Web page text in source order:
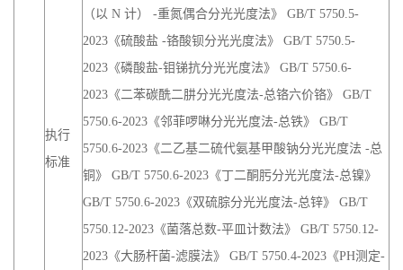
执行
标准
（以 N 计） -重氮偶合分光光度法》 GB/T 5750.5-
2023《硫酸盐 -铬酸钡分光光度法》 GB/T 5750.5-
2023《磷酸盐-钼锑抗分光光度法》 GB/T 5750.6-
2023《二苯碳酰二肼分光光度法-总铬六价铬》 GB/T
5750.6-2023《邻菲啰啉分光光度法-总铁》 GB/T
5750.6-2023《二乙基二硫代氨基甲酸钠分光光度法 -总
铜》 GB/T 5750.6-2023《丁二酮肟分光光度法-总镍》
GB/T 5750.6-2023《双硫腙分光光度法-总锌》 GB/T
5750.12-2023《菌落总数-平皿计数法》 GB/T 5750.12-
2023《大肠杆菌-滤膜法》 GB/T 5750.4-2023《PH测定-